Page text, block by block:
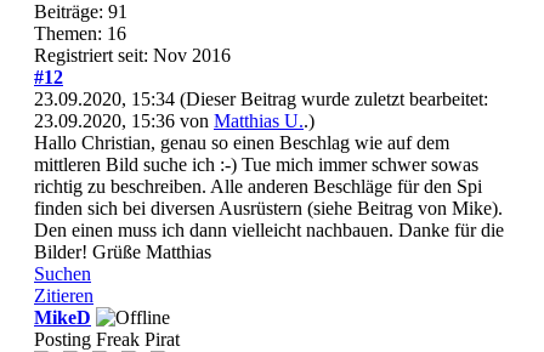
Beiträge: 91
Themen: 16
Registriert seit: Nov 2016
#12
23.09.2020, 15:34 (Dieser Beitrag wurde zuletzt bearbeitet:
23.09.2020, 15:36 von Matthias U..)
Hallo Christian, genau so einen Beschlag wie auf dem
mittleren Bild suche ich :-) Tue mich immer schwer sowas
richtig zu beschreiben. Alle anderen Beschläge für den Spi
finden sich bei diversen Ausrüstern (siehe Beitrag von Mike).
Den einen muss ich dann vielleicht nachbauen. Danke für die
Bilder! Grüße Matthias
Suchen
Zitieren
MikeD
Posting Freak Pirat